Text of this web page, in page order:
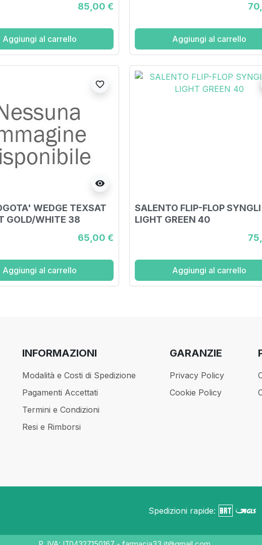
85,00 €
Aggiungi al carrello Aggiungi al carrello
visibility
favorite_border
WEDGE TEXSAT
GOLD/WHITE 38
65,00 €
Aggiungi al carrello
SALENTO FLIP-FLOP
LIGHT GREEN 40
Aggiungi al carrello
INFORMAZIONI
Modalità e Costi di Spedizione
Pagamenti Accettati
Termini e Condizioni
Resi e Rimborsi
GARANZIE
Privacy Policy
Cookie Policy
Spedizioni rapide: